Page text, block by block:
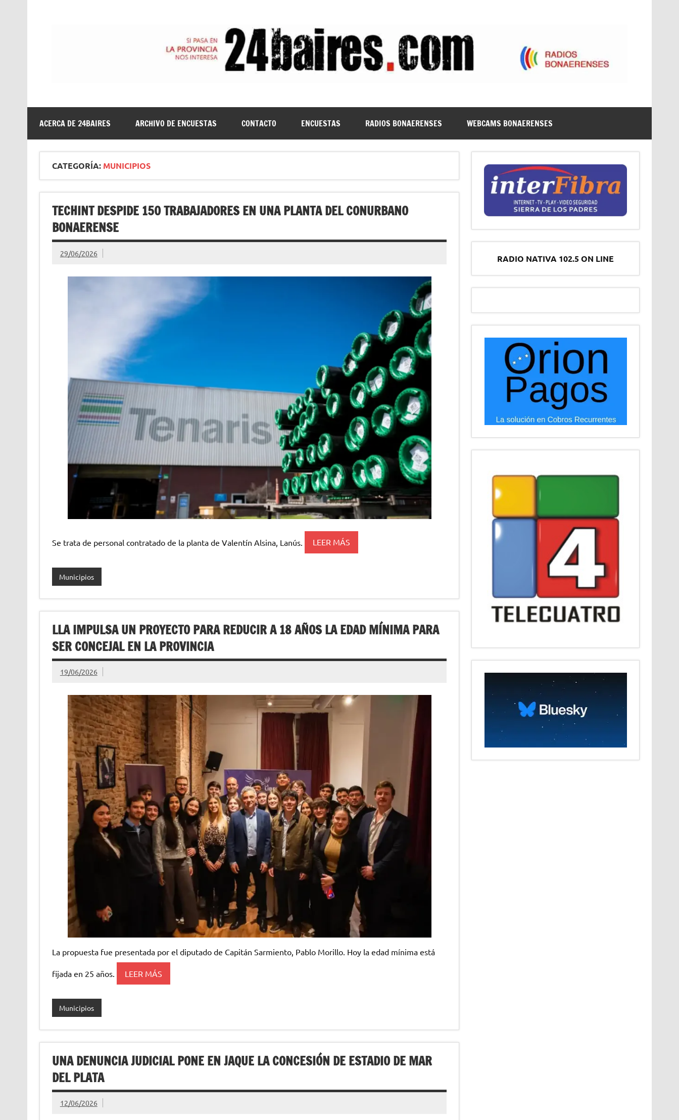
ACERCA DE 24BAIRES ARCHIVO DE ENCUESTAS CONTACTO ENCUESTAS RADIOS BONAERENSES WEBCAMS BONAERENSES
CATEGORÍA: MUNICIPIOS
TECHINT DESPIDE 150 TRABAJADORES EN UNA PLANTA DEL CONURBANO
BONAERENSE
29/06/2026
Se trata de personal contratado de la planta de Valentín Alsina, Lanús. LEER MÁS
Municipios
LLA IMPULSA UN PROYECTO PARA REDUCIR A 18 AÑOS LA EDAD MÍNIMA PARA
SER CONCEJAL EN LA PROVINCIA
19/06/2026
La propuesta fue presentada por el diputado de Capitán Sarmiento, Pablo Morillo. Hoy la edad mínima está
fijada en 25 años. LEER MÁS
Municipios
UNA DENUNCIA JUDICIAL PONE EN JAQUE LA CONCESIÓN DE ESTADIO DE MAR
DEL PLATA
12/06/2026
RADIO NATIVA 102.5 ON LINE